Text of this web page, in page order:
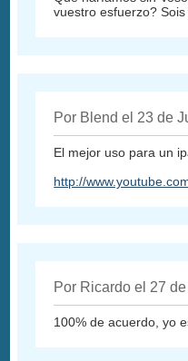
vuestro esfuerzo? Sois
Por Blend el 23 de
El mejor uso para un
http://
Por Ricardo el 27
100% de acuerdo, yo